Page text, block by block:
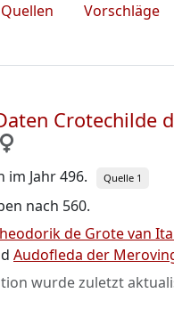
Quellen
Vorschläge
Crotechilde
im Jahr 496. Quelle 1
nach 560.
de Grote van
Audofleda der
wurde zuletzt